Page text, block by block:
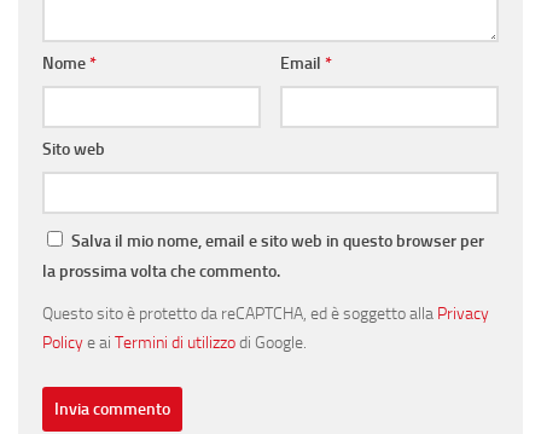
Nome* Email *
Sito web
Salva il mio nome, email e sito web in questo browser per
la prossima volta che commento.
Questo sito è protetto da reCAPTCHA, ed è soggetto alla Privacy
Policye ai Termini di utilizzodi Google.